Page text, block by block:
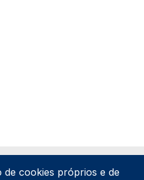
de cookies próprios e de